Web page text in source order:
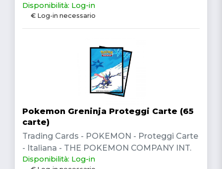
Disponibilità: Log-in
€ Log-in necessario
Pokemon Greninja Proteggi Carte (65
carte)
Trading Cards - POKEMON - Proteggi Carte
- Italiana - THE POKEMON COMPANY INT.
Disponibilità: Log-in